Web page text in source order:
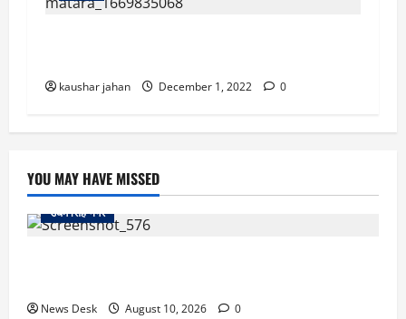
kaushar jahan December 1, 2022 0
YOU MAY HAVE MISSED
उधम सिंह नगर
News Desk August 10, 2026
0